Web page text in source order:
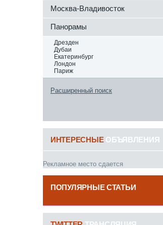
Москва-Владивосток
Панорамы
Дрезден
Дубаи
Екатеринбург
Лондон
Париж
Расширенный поиск
ИНТЕРЕСНЫЕОБЪЯВЛЕНИЯ
Рекламное место сдается
ПОПУЛЯРНЫЕ СТАТЬИ
------